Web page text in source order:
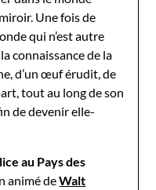
Une fois de
qui n’est autre
connaissance de la
d’un œuf érudit, de
tout au long de son
de devenir elle-
au Pays des
animé deWalt